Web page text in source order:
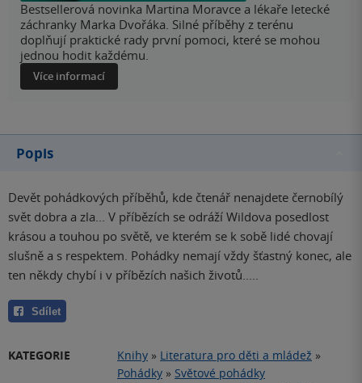
Bestsellerová novinka Martina Moravce a lékaře letecké
záchranky Marka Dvořáka. Silné příběhy z terénu
doplňují praktické rady první pomoci, které se mohou
jednou hodit každému.
Více informací
Popis
Devět pohádkových příběhů, kde čtenář nenajdete černobílý
svět dobra a zla... V příbězích se odráží Wildova posedlost
krásou a touhou po světě, ve kterém se k sobě lidé chovají
slušně a s respektem. Pohádky nemají vždy šťastný konec, ale
ten někdy chybí i v příbězích našich životů.....
Sdílet
KATEGORIE Knihy » Literatura pro děti a mládež »
Pohádky » Světové pohádky